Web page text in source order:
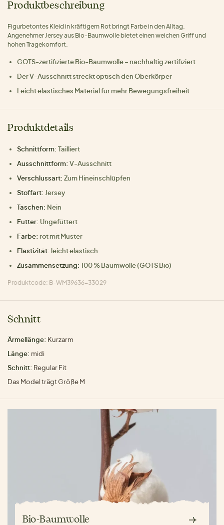
Produktbeschreibung
Figurbetontes Kleid in kräftigem Rot bringt Farbe in den Alltag.
Angenehmer Jersey aus Bio-Baumwolle bietet einen weichen Griff und
hohen Tragekomfort.
GOTS-zertifizierte Bio-Baumwolle – nachhaltig zertifiziert
Der V-Ausschnitt streckt optisch den Oberkörper
Leicht elastisches Material für mehr Bewegungsfreiheit
Produktdetails
Schnittform: Tailliert
Ausschnittform: V-Ausschnitt
Verschlussart: Zum Hineinschlüpfen
Stoffart: Jersey
Taschen: Nein
Futter: Ungefüttert
Farbe: rot mit Muster
Elastizität: leicht elastisch
Zusammensetzung: 100 % Baumwolle (GOTS Bio)
Produktcode: B-WM39636-33029
Schnitt
Ärmellänge: Kurzarm
Länge: midi
Schnitt: Regular Fit
Das Model trägt Größe M
Bio-Baumwolle